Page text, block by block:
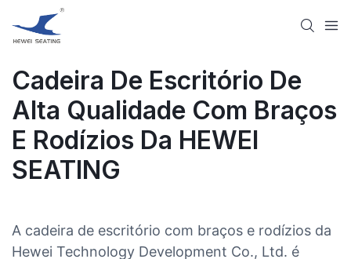
Cadeira De Escritório De
Alta Qualidade Com Braços
E Rodízios Da HEWEI
SEATING
A cadeira de escritório com braços e rodízios da
Hewei Technology Development Co., Ltd. é